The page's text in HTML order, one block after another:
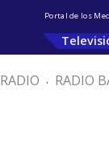
Portal de los
RADIO . RADIO